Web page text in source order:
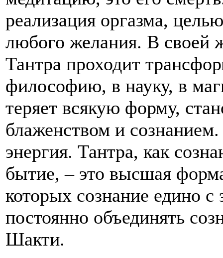
реализация оргазма,
любого желания. В своей
Тантра проходит
философию, в науку, в
теряет всякую форму,
блаженством и
энергия. Тантра, как
бытие, – это высшая
которых сознание едино с
постоянно объединять
Шакти.